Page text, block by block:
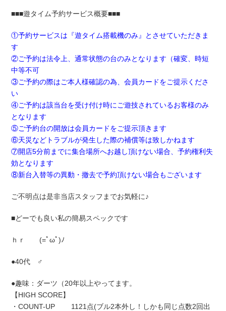
■■■遊タイム予約サービス概要■■■
①予約サービスは『遊タイム搭載機のみ』とさせていただきま
す
②ご予約は法令上、通常状態の台のみとなります（確変、時短
中等不可
③ご予約の際はご本人様確認の為、会員カードをご提示くださ
い
④ご予約は該当台を受け付け時にご遊技されているお客様のみ
となります
⑤ご予約台の開放は会員カードをご提示頂きます
⑥天災などトラブルが発生した際の補償等は致しかねます
⑦開店5分前までに集合場所へお越し頂けない場合、予約権利失
効となります
⑧新台入替等の異動・撤去で予約頂けない場合もございます
ご不明点は是非当店スタッフまでお気軽に♪
■どーでも良い私の簡易スペックです
ｈｒ (=ﾟωﾟ)ﾉ
●40代 ♂
●趣味：ダーツ（20年以上やってます。
【HIGH SCORE】
・COUNT-UP 1121点(ブル2本外し！しかも同じ点数2回出